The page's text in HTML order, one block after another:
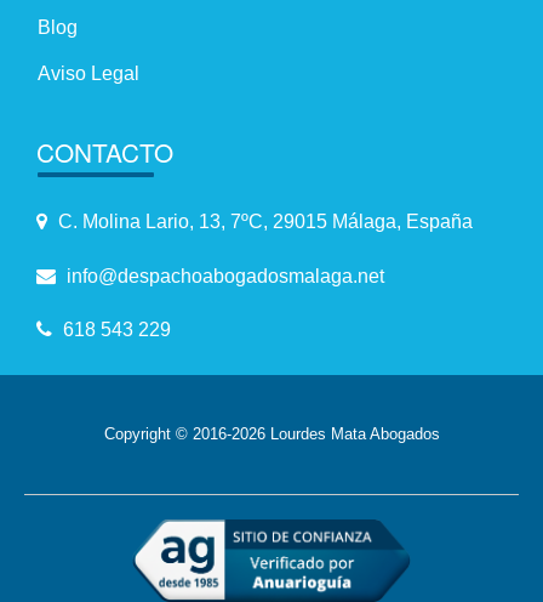
Blog
Aviso Legal
CONTACTO
C. Molina Lario, 13, 7ºC, 29015 Málaga, España
info@despachoabogadosmalaga.net
618 543 229
Copyright © 2016-2026 Lourdes Mata Abogados